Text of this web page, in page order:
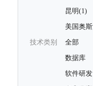
昆明(1)
美国奥
技术类别 全部
数据库
软件研发